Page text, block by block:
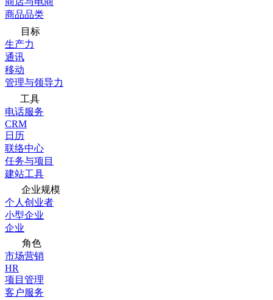
商品品类
目标
生产力
通讯
移动
管理与领导力
工具
电话服务
CRM
日历
联络中心
任务与项目
建站工具
企业规模
个人创业者
小型企业
企业
角色
市场营销
HR
项目管理
客户服务